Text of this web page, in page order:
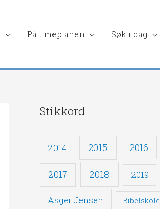
På timeplanen Søk i dag
Stikkord
2014 2015 2016
2017 2018 2019
Asger Jensen Bibelskole